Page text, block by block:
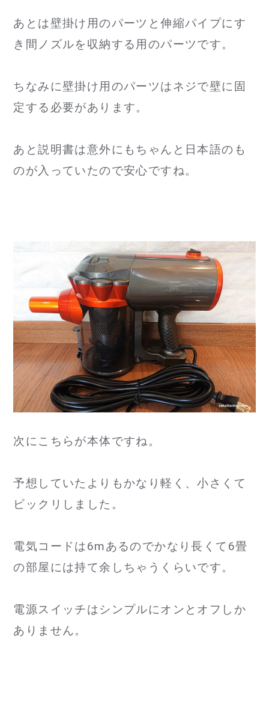
あとは壁掛け用のパーツと伸縮パイプにす
き間ノズルを収納する用のパーツです。
ちなみに壁掛け用のパーツはネジで壁に固
定する必要があります。
あと説明書は意外にもちゃんと日本語のも
のが入っていたので安心ですね。
次にこちらが本体ですね。
予想していたよりもかなり軽く、小さくて
ビックリしました。
電気コードは6mあるのでかなり長くて6畳
の部屋には持て余しちゃうくらいです。
電源スイッチはシンプルにオンとオフしか
ありません。